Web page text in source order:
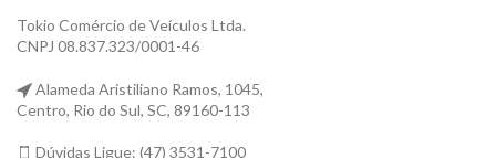
Tokio Comércio de Veículos Ltda.
CNPJ 08.837.323/0001-46
Alameda Aristiliano Ramos, 1045,
Centro, Rio do Sul, SC, 89160-113
Dúvidas Ligue: (47) 3531-7100